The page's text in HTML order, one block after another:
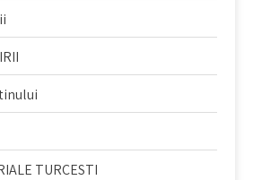
TURCESTI